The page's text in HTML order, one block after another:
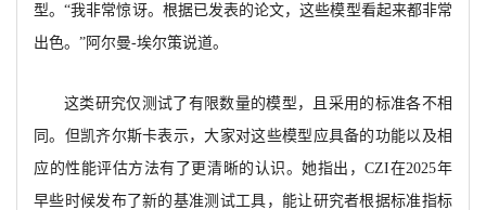
型。“我非常惊讶。根据已发表的论文，这些模型看起来都非常
出色。”阿尔曼-埃尔策说道。
这类研究仅测试了有限数量的模型，且采用的标准各不相
同。但凯齐尔斯卡表示，大家对这些模型应具备的功能以及相
应的性能评估方法有了更清晰的认识。她指出，CZI在2025年
早些时候发布了新的基准测试工具，能让研究者根据标准指标